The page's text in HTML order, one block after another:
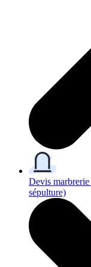
Devis marbrerie
sépulture)